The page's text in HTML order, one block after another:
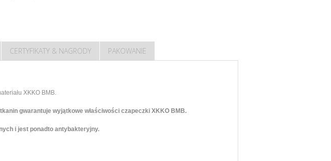
CERTYFIKATY & NAGRODY PAKOWANIE
XKKO BMB.
gwarantuje wyjątkowe właściwości czapeczki XKKO BMB.
i jest ponadto antybakteryjny.